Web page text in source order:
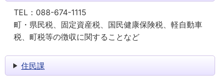
TEL： 088-674-1115
町・県民税、固定資産税、国民健康保険税、軽自動車
税、町税等の徴収に関することなど
住民課